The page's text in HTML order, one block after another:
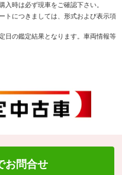
時は必ず現車をご確認下さい。
トにつきましては、形式および表示項
日の鑑定結果となります。車両情報等
お問合せ